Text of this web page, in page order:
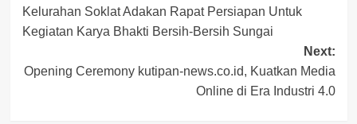
navigation
Kelurahan Soklat Adakan Rapat Persiapan Untuk
Kegiatan Karya Bhakti Bersih-Bersih Sungai
Next:
Opening Ceremony kutipan-news.co.id, Kuatkan Media
Online di Era Industri 4.0